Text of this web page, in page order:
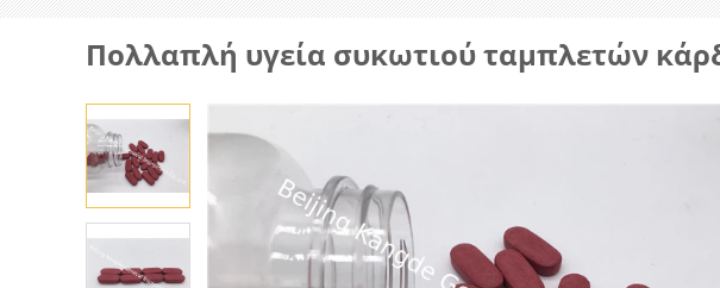
Πολλαπλή υγεία συκωτιού ταμπλετών